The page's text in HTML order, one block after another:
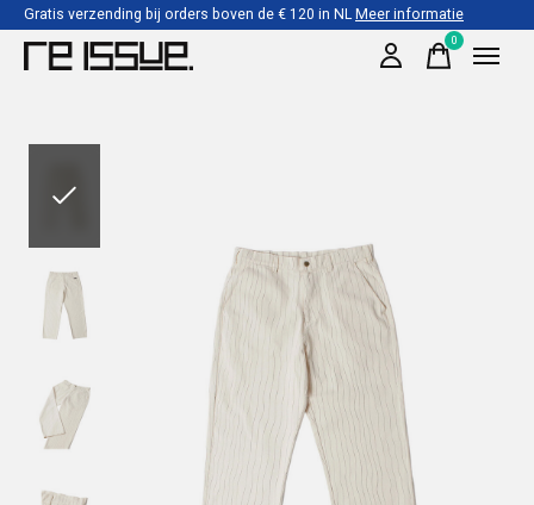
Gratis verzending bij orders boven de € 120 in NLMeer informatie
0items